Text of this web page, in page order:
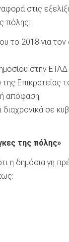
στις
πόλης:
το 2018 για
στην ΕΤΑΔ
Επικρατείας
απόφαση.
σε
της πόλης»
η δημόσια γη